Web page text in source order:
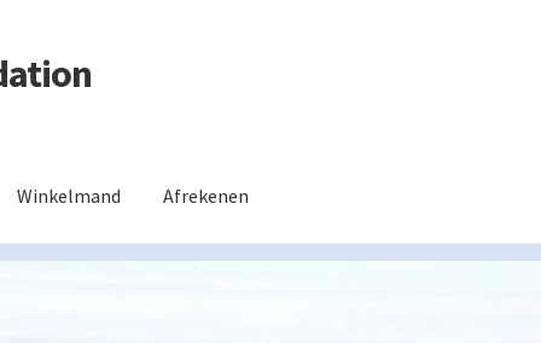
Winkelmand Afrekenen